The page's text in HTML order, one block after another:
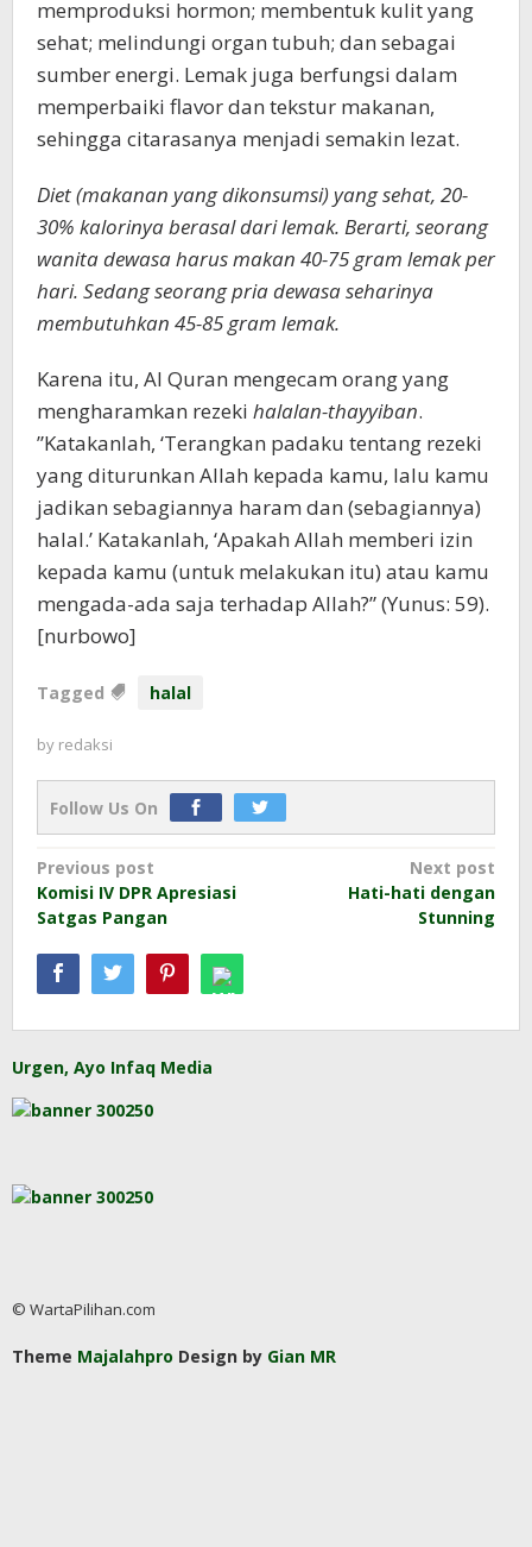
memproduksi hormon; membentuk kulit yang
sehat; melindungi organ tubuh; dan sebagai
sumber energi. Lemak juga berfungsi dalam
memperbaiki flavor dan tekstur makanan,
sehingga citarasanya menjadi semakin lezat.
Diet (makanan yang dikonsumsi) yang sehat, 20-
30% kalorinya berasal dari lemak. Berarti, seorang
wanita dewasa harus makan 40-75 gram lemak per
hari. Sedang seorang pria dewasa seharinya
membutuhkan 45-85 gram lemak.
Karena itu, Al Quran mengecam orang yang
mengharamkan rezeki halalan-thayyiban.
”Katakanlah, ‘Terangkan padaku tentang rezeki
yang diturunkan Allah kepada kamu, lalu kamu
jadikan sebagiannya haram dan (sebagiannya)
halal.’ Katakanlah, ‘Apakah Allah memberi izin
kepada kamu (untuk melakukan itu) atau kamu
mengada-ada saja terhadap Allah?” (Yunus: 59).
[nurbowo]
Tagged halal
by redaksi
Follow Us On
Post
navigation
Previous post
Komisi IV DPR Apresiasi
Satgas Pangan
Next post
Hati-hati dengan
Stunning
Urgen, Ayo Infaq Media
© WartaPilihan.com
Theme Majalahpro Design by Gian MR